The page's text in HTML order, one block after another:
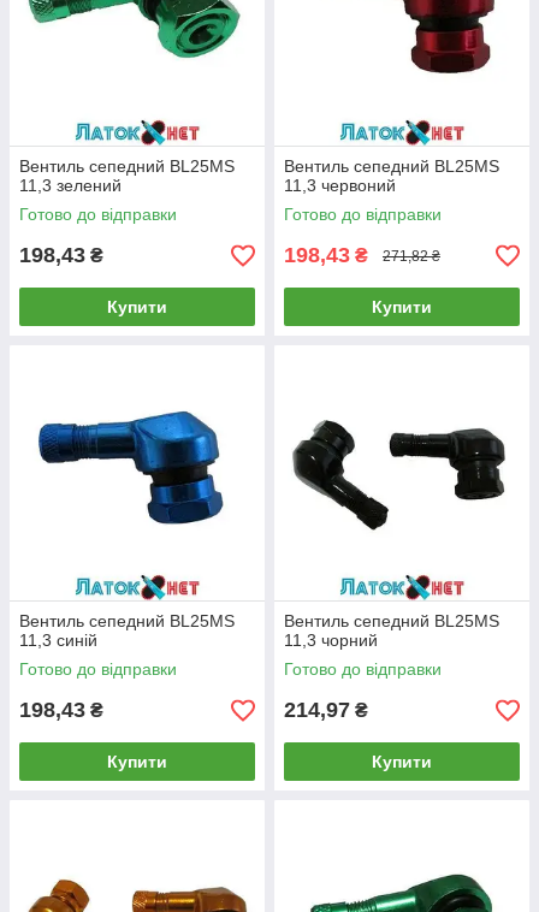
Вентиль сепедний BL25MS
11,3 зелений
Готово до відправки
198,43 ₴
Купити
Вентиль сепедний BL25MS
11,3 червоний
Готово до відправки
198,43 ₴ 271,82 ₴
Купити
Вентиль сепедний BL25MS
11,3 синій
Готово до відправки
198,43 ₴
Купити
Вентиль сепедний BL25MS
11,3 чорний
Готово до відправки
214,97 ₴
Купити